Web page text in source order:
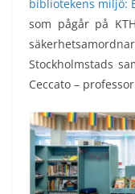
bibliotekens miljö:
som pågår på
Stockholmstads
Ceccato –